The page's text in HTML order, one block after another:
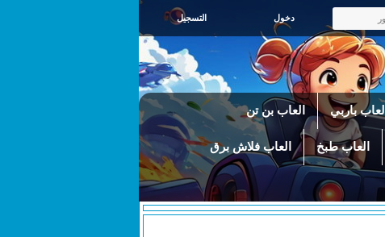
التسجيل
العاب باربي العاب بن تن
العاب طبخ العاب فلاش برق